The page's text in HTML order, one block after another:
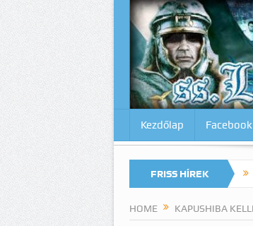
Kezdőlap
FRISS HÍREK
az Inter ellen? Lazio-Lecce 0:1 Micsoda
HOME KAPUSHIBA